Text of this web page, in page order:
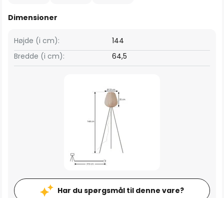
Dimensioner
Bredde (i cm): 64,5
Højde (i cm): 144
Har du spørgsmål til denne vare?